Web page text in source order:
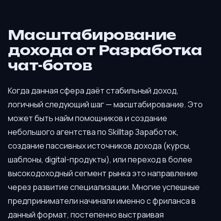
Масштабирование
дохода от Разработка
чат-ботов
Когда данная сфера даёт стабильный доход,
логичный следующий шаг — масштабирование. Это
может быть найм помощников и создание
небольшого агентства по Skilltap Заработок,
создание пассивных источников дохода (курсы,
шаблоны, digital-продукты), или переход в более
высокодоходный сегмент рынка это направление
через развитие специализации. Многие успешные
предприниматели начинали именно с фриланса в
данный формат, постепенно выстраивая